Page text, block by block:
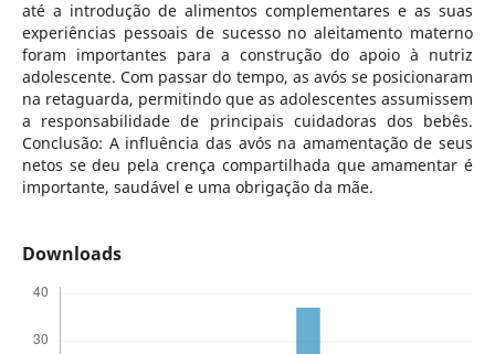
até a introdução de alimentos complementares e as suas
experiências pessoais de sucesso no aleitamento materno
foram importantes para a construção do apoio à nutriz
adolescente. Com passar do tempo, as avós se posicionaram
na retaguarda, permitindo que as adolescentes assumissem
a responsabilidade de principais cuidadoras dos bebês.
Conclusão: A influência das avós na amamentação de seus
netos se deu pela crença compartilhada que amamentar é
importante, saudável e uma obrigação da mãe.
Downloads